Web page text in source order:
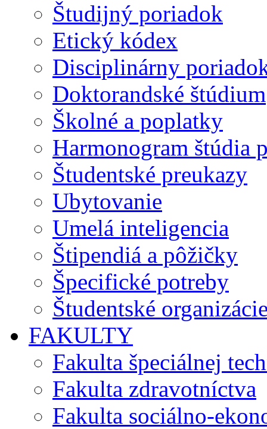
Študijný poriadok
Etický kódex
Disciplinárny
Doktorandské štúdium
Školné a poplatky
Harmonogram štúdia
Študentské preukazy
Ubytovanie
Umelá inteligencia
Štipendiá a pôžičky
Špecifické potreby
Študentské
FAKULTY
Fakulta špeciálnej
Fakulta zdravotníctva
Fakulta sociálno-